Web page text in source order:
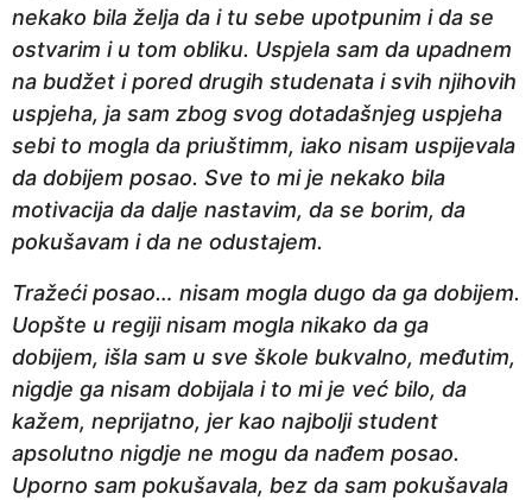
nekako bila želja da i tu sebe upotpunim i da se
ostvarim i u tom obliku. Uspjela sam da upadnem
na budžet i pored drugih studenata i svih njihovih
uspjeha, ja sam zbog svog dotadašnjeg uspjeha
sebi to mogla da priuštimm, iako nisam uspijevala
da dobijem posao. Sve to mi je nekako bila
motivacija da dalje nastavim, da se borim, da
pokušavam i da ne odustajem.
Tražeći posao… nisam mogla dugo da ga dobijem.
Uopšte u regiji nisam mogla nikako da ga
dobijem, išla sam u sve škole bukvalno, međutim,
nigdje ga nisam dobijala i to mi je već bilo, da
kažem, neprijatno, jer kao najbolji student
apsolutno nigdje ne mogu da nađem posao.
Uporno sam pokušavala, bez da sam pokušavala